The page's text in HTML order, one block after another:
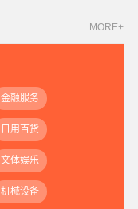
MORE+
金融服务
日用百货
文体娱乐
机械设备